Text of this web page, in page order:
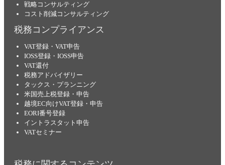
戦略コンサルティング
コスト削減コンサルティング
税務コンプライアンス
VAT登録・VAT申告
IOSS登録・IOSS申告
VAT還付
税務アドバイザリー
タックス・プランニング
米国売上税登録・申告
越境EC向けVAT登録・申告
EORI番号登録
イントラスタット申告
VATセミナー